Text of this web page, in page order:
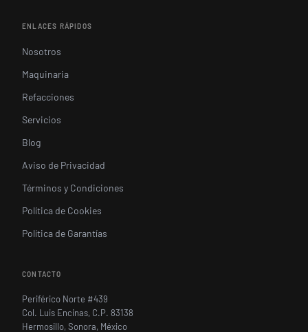
ENLACES RÁPIDOS
Nosotros
Maquinaria
Refacciones
Servicios
Blog
Aviso de Privacidad
Términos y Condiciones
Política de Cookies
Política de Garantías
CONTACTO
Periférico Norte #439
Col. Luis Encinas, C.P. 83138
Hermosillo, Sonora, México